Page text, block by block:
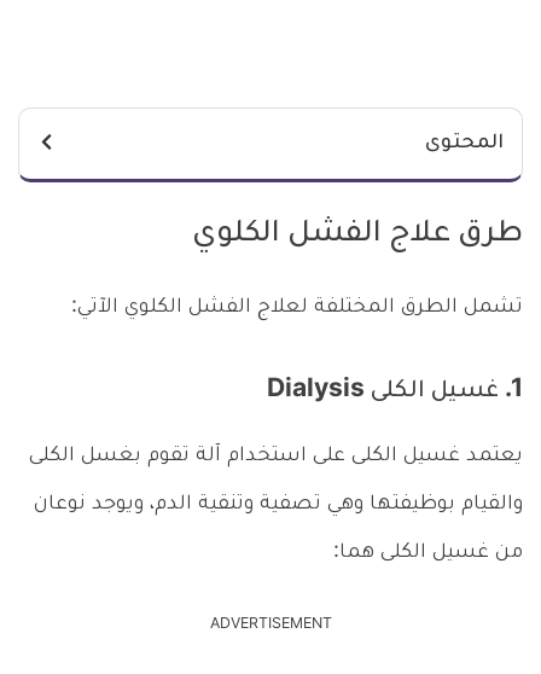
المحتوى
طرق علاج الفشل الكلوي
تشمل الطرق المختلفة لعلاج الفشل الكلوي الآتي:
1. غسيل الكلى Dialysis
يعتمد غسيل الكلى على استخدام آلة تقوم بغسل الكلى
والقيام بوظيفتها وهي تصفية وتنقية الدم، ويوجد نوعان
من غسيل الكلى هما:
ADVERTISEMENT